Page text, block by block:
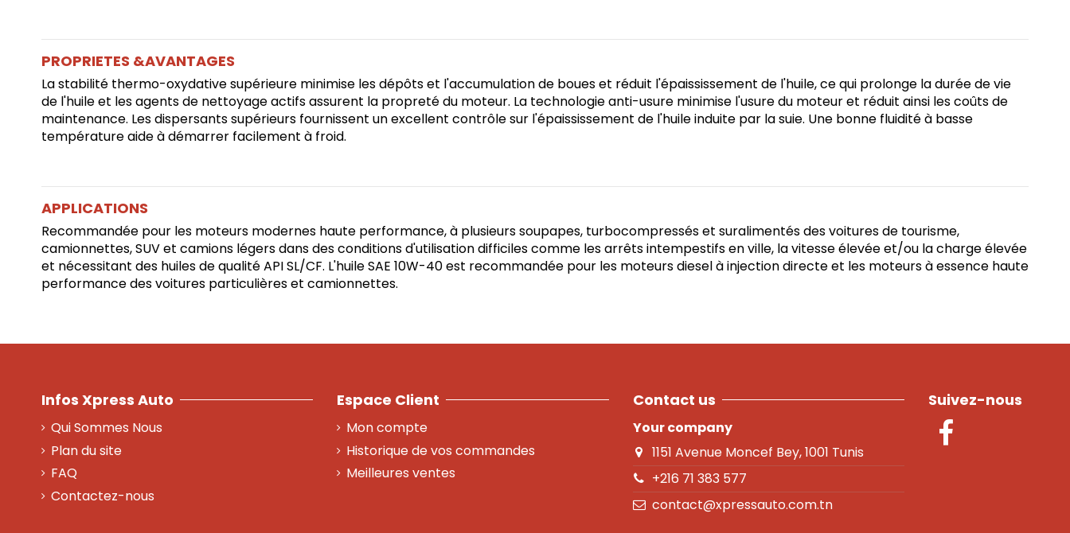
PROPRIETES &AVANTAGES
La stabilité thermo-oxydative supérieure minimise les dépôts et l'accumulation de boues et réduit l'épaississement de l'huile, ce qui prolonge la durée de vie
de l'huile et les agents de nettoyage actifs assurent la propreté du moteur. La technologie anti-usure minimise l'usure du moteur et réduit ainsi les coûts de
maintenance. Les dispersants supérieurs fournissent un excellent contrôle sur l'épaississement de l'huile induite par la suie. Une bonne fluidité à basse
température aide à démarrer facilement à froid.
APPLICATIONS
Recommandée pour les moteurs modernes haute performance, à plusieurs soupapes, turbocompressés et suralimentés des voitures de tourisme,
camionnettes, SUV et camions légers dans des conditions d'utilisation difficiles comme les arrêts intempestifs en ville, la vitesse élevée et/ou la charge élevée
et nécessitant des huiles de qualité API SL/CF. L'huile SAE 10W-40 est recommandée pour les moteurs diesel à injection directe et les moteurs à essence haute
performance des voitures particulières et camionnettes.
Infos Xpress Auto
Qui Sommes Nous
Plan du site
FAQ
Contactez-nous
Espace Client
Mon compte
Historique de vos commandes
Meilleures ventes
Contact us
Your company
1151 Avenue Moncef Bey, 1001 Tunis
+216 71 383 577
contact@xpressauto.com.tn
Suivez-nous